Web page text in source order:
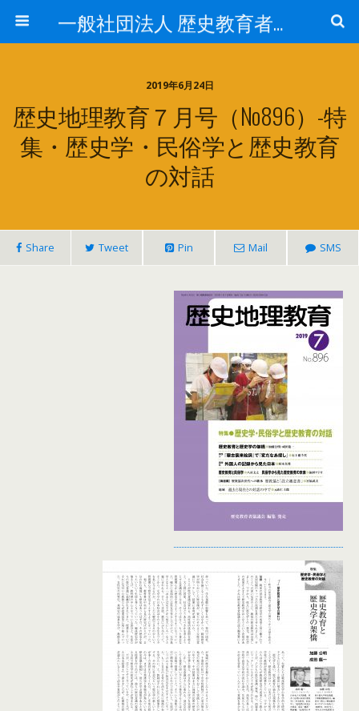
一般社団法人 歴史教育者協議会
2019年6月24日
歴史地理教育７月号（No896）-特
集・歴史学・民俗学と歴史教育
の対話
Share Tweet Pin Mail SMS